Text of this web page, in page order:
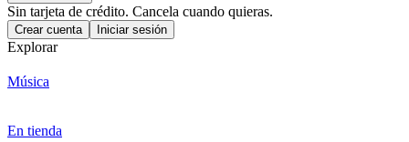
Sin tarjeta de crédito. Cancela cuando quieras.
Crear cuenta Iniciar sesión
Explorar
Música
En tienda